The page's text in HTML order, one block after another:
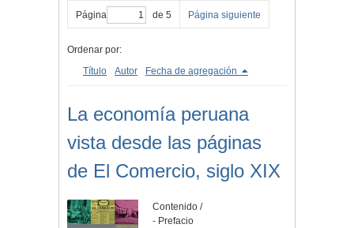
Página de 5 Página siguiente
Ordenar por:
Título
Autor Fecha de agregación
La economía peruana
vista desde las páginas
de El Comercio, siglo XIX
Contenido /
- Prefacio